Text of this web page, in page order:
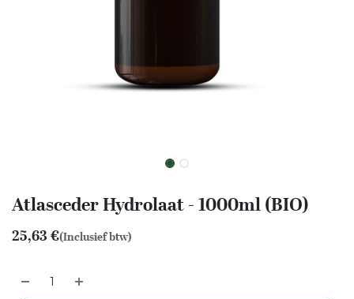
Atlasceder Hydrolaat - 1000ml (BIO)
25,63€(Inclusief btw)